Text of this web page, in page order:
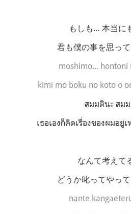
もしも… 本当に
君も僕の事を思っ
moshimo... hontoni
kimi mo boku no koto o
สมมตินะ สม
เธอเองก็คิดเรื่องของผมอยู่
なんて考えて
どうか叱ってやっ
nante